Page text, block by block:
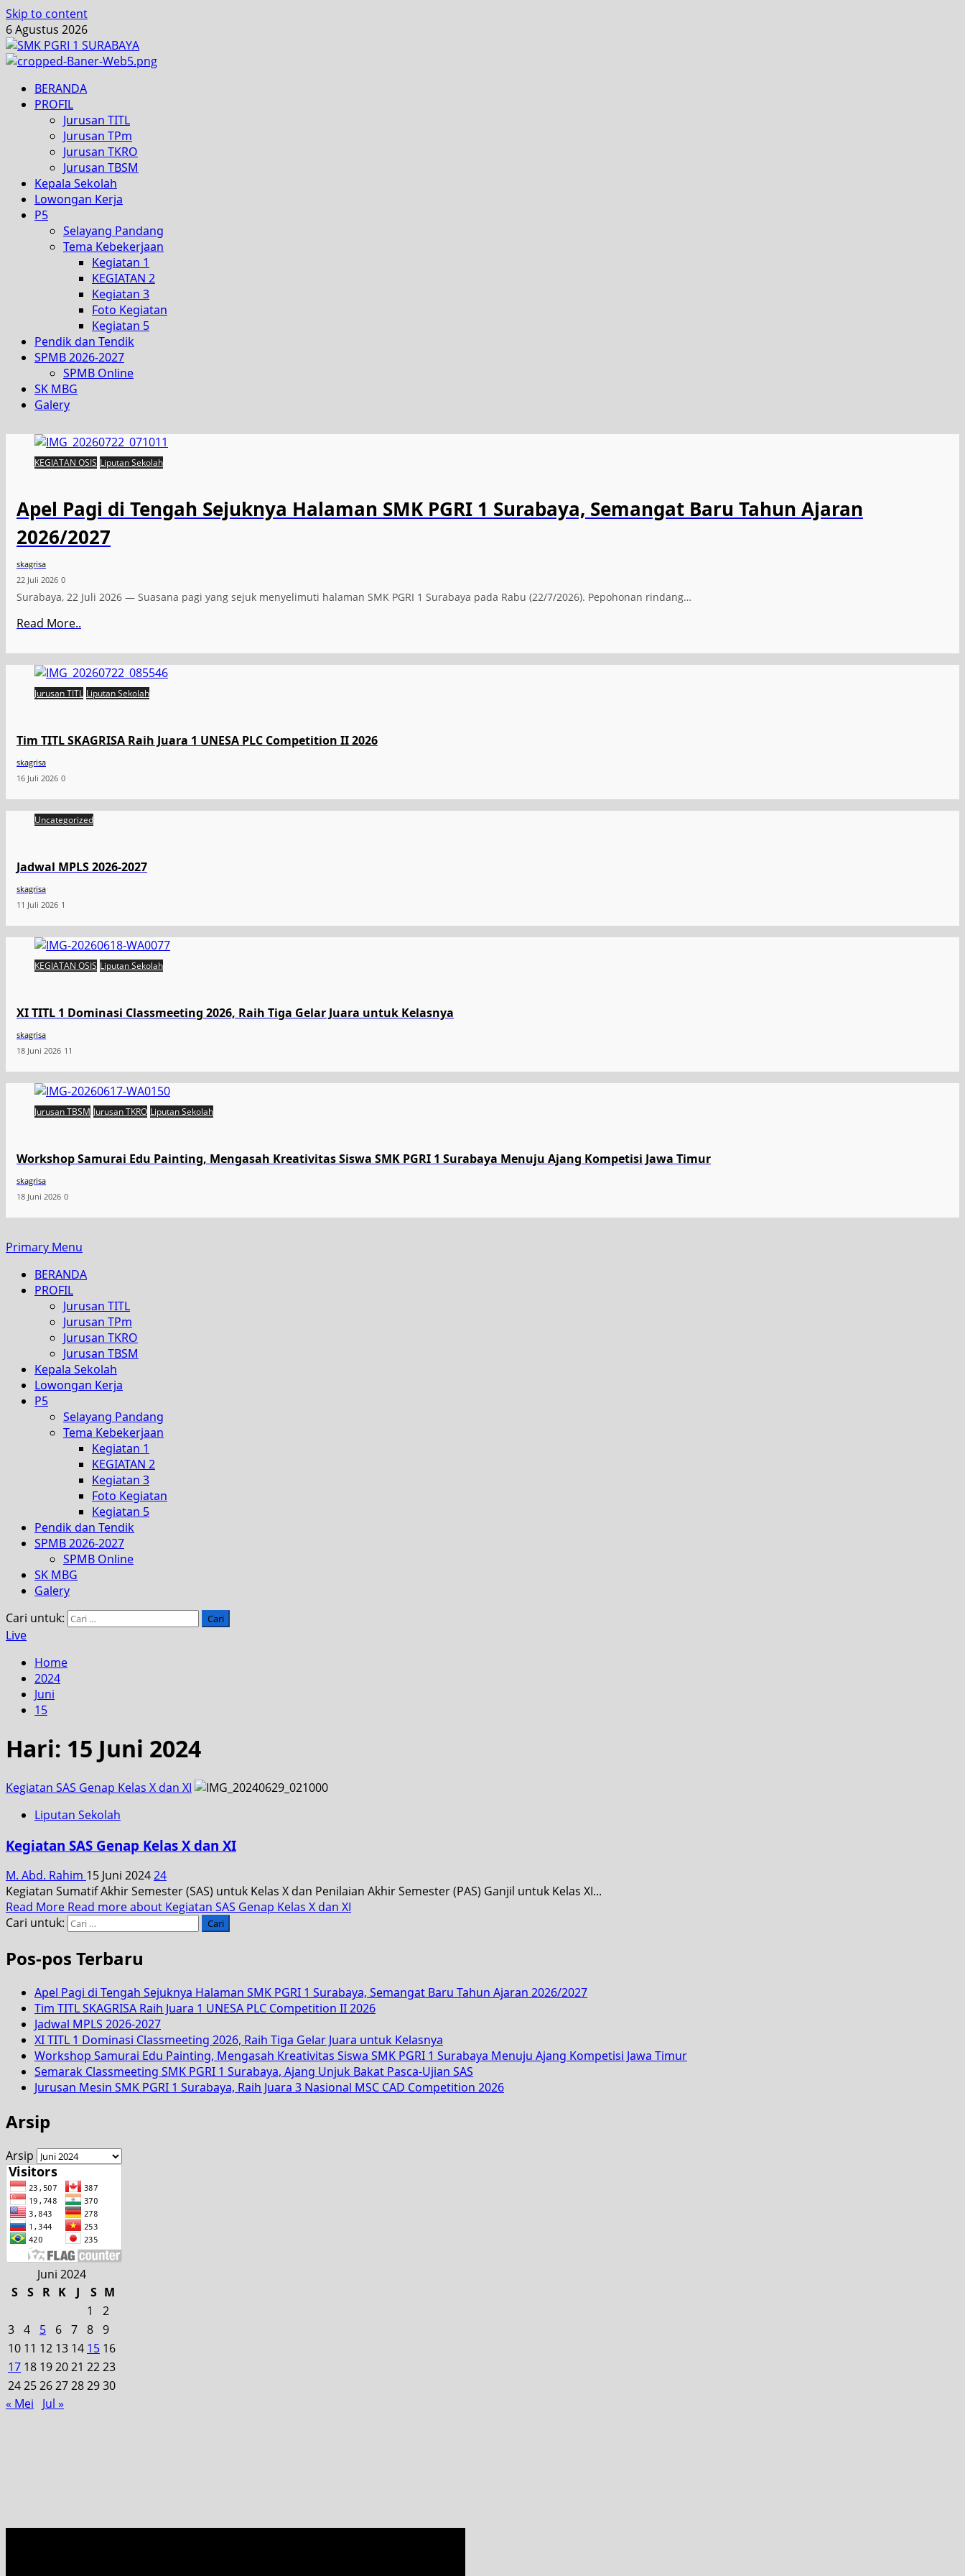
Skip to content
6 Agustus 2026
BERANDA
PROFIL
Jurusan TITL
Jurusan TPm
Jurusan TKRO
Jurusan TBSM
Kepala Sekolah
Lowongan Kerja
P5
Selayang Pandang
Tema Kebekerjaan
Kegiatan 1
KEGIATAN 2
Kegiatan 3
Foto Kegiatan
Kegiatan 5
Pendik dan Tendik
SPMB 2026-2027
SPMB Online
SK MBG
Galery
KEGIATAN OSIS Liputan Sekolah
Apel Pagi di Tengah Sejuknya Halaman SMK PGRI 1 Surabaya, Semangat Baru Tahun Ajaran
2026/2027
skagrisa
22 Juli 2026 0
Surabaya, 22 Juli 2026 — Suasana pagi yang sejuk menyelimuti halaman SMK PGRI 1 Surabaya pada Rabu (22/7/2026). Pepohonan rindang…
Read More..
Jurusan TITL Liputan Sekolah
Tim TITL SKAGRISA Raih Juara 1 UNESA PLC Competition II 2026
skagrisa
16 Juli 2026 0
Uncategorized
Jadwal MPLS 2026-2027
skagrisa
11 Juli 2026 1
KEGIATAN OSIS Liputan Sekolah
XI TITL 1 Dominasi Classmeeting 2026, Raih Tiga Gelar Juara untuk Kelasnya
skagrisa
18 Juni 2026 11
Jurusan TBSM Jurusan TKRO Liputan Sekolah
Workshop Samurai Edu Painting, Mengasah Kreativitas Siswa SMK PGRI 1 Surabaya Menuju Ajang Kompetisi Jawa Timur
skagrisa
18 Juni 2026 0
Primary Menu
BERANDA
PROFIL
Jurusan TITL
Jurusan TPm
Jurusan TKRO
Jurusan TBSM
Kepala Sekolah
Lowongan Kerja
P5
Selayang Pandang
Tema Kebekerjaan
Kegiatan 1
KEGIATAN 2
Kegiatan 3
Foto Kegiatan
Kegiatan 5
Pendik dan Tendik
SPMB 2026-2027
SPMB Online
SK MBG
Galery
Cari untuk:
Live
Home
2024
Juni
15
Hari: 15 Juni 2024
Kegiatan SAS Genap Kelas X dan XI
Liputan Sekolah
Kegiatan SAS Genap Kelas X dan XI
M. Abd. Rahim 15 Juni 202424
Kegiatan Sumatif Akhir Semester (SAS) untuk Kelas X dan Penilaian Akhir Semester (PAS) Ganjil untuk Kelas XI...
Read More Read more about Kegiatan SAS Genap Kelas X dan XI
Cari untuk:
Pos-pos Terbaru
Apel Pagi di Tengah Sejuknya Halaman SMK PGRI 1 Surabaya, Semangat Baru Tahun Ajaran 2026/2027
Tim TITL SKAGRISA Raih Juara 1 UNESA PLC Competition II 2026
Jadwal MPLS 2026-2027
XI TITL 1 Dominasi Classmeeting 2026, Raih Tiga Gelar Juara untuk Kelasnya
Workshop Samurai Edu Painting, Mengasah Kreativitas Siswa SMK PGRI 1 Surabaya Menuju Ajang Kompetisi Jawa Timur
Semarak Classmeeting SMK PGRI 1 Surabaya, Ajang Unjuk Bakat Pasca-Ujian SAS
Jurusan Mesin SMK PGRI 1 Surabaya, Raih Juara 3 Nasional MSC CAD Competition 2026
Arsip
Arsip
Juni 2024
S
S R K J S M
1
2
3 4 5 6 7 8 9
10 11 12 13 14 15 16
17 18 192021 2223
24252627282930
« Mei
Jul »